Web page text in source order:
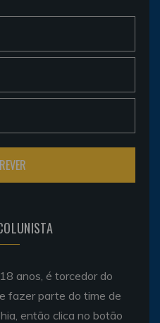
anos, é torcedor do
fazer parte do time de
então clica no botão